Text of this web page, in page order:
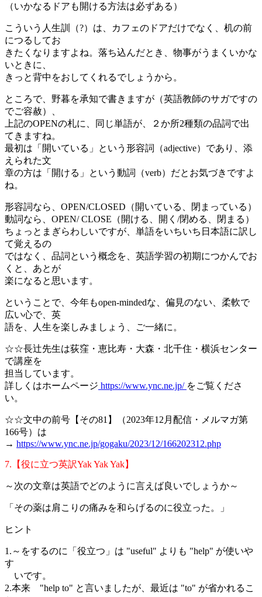
（いかなるドアも開ける方法は必ずある）
こういう人生訓（?）は、カフェのドアだけでなく、机の前
につるしてお
きたくなりますよね。落ち込んだとき、物事がうまくいかな
いときに、
きっと背中をおしてくれるでしょうから。
ところで、野暮を承知で書きますが（英語教師のサガですの
でご容赦）、
上記のOPENの札に、同じ単語が、２か所2種類の品詞で出
てきますね。
最初は「開いている」という形容詞（adjective）であり、添
えられた文
章の方は「開ける」という動詞（verb）だとお気づきですよ
ね。
形容詞なら、OPEN/CLOSED（開いている、閉まっている）
動詞なら、OPEN/CLOSE （開ける、開く/閉める、閉まる）
ちょっとまぎらわしいですが、単語をいちいち日本語に訳し
て覚えるの
ではなく、品詞という概念を、英語学習の初期につかんでお
くと、あとが
楽になると思います。
ということで、今年もopen-mindedな、偏見のない、柔軟で
広い心で、英
語を、人生を楽しみましょう、ご一緒に。
☆☆長辻先生は荻窪・恵比寿・大森・北千住・横浜センター
で講座を
担当しています。
詳しくはホームページ https://www.ync.ne.jp/ をご覧くださ
い。
☆☆文中の前号【その81】（2023年12月配信・メルマガ第
166号）は
→ https://www.ync.ne.jp/gogaku/2023/12/166202312.php
7.【役に立つ英訳Yak Yak Yak】
～次の文章は英語でどのように言えば良いでしょうか～
「その薬は肩こりの痛みを和らげるのに役立った。」
ヒント
1.～をするのに「役立つ」は "useful" よりも "help" が使いや
す
いです。
2.本来 "help to" と言いましたが、最近は "to" が省かれるこ